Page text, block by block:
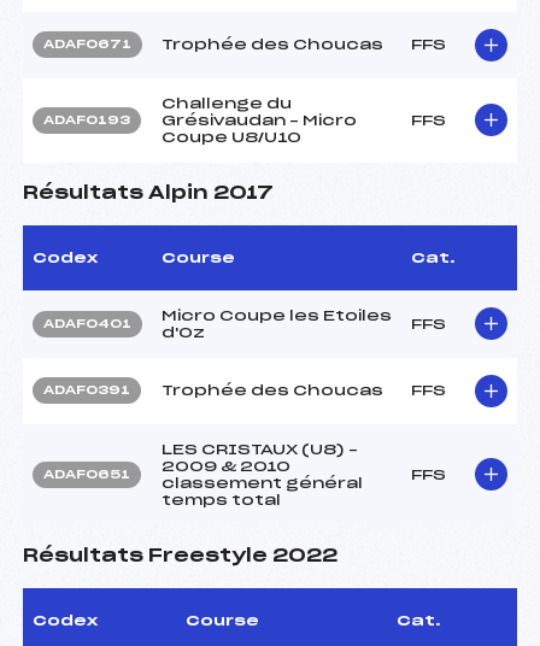
ADAF0671 Trophée des Choucas FFS
ADAF0193
Challenge du
Grésivaudan – Micro
Coupe U8/U10
FFS
Résultats Alpin 2017
Codex Course Cat.
ADAF0401
Micro Coupe les Etoiles
d'Oz
FFS
ADAF0391 Trophée des Choucas FFS
ADAF0651
LES CRISTAUX (U8) –
2009 & 2010
classement général
temps total
FFS
Résultats Freestyle 2022
Codex Course Cat.